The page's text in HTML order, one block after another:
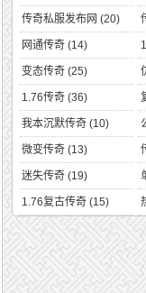
传奇私服发布网 (20)
网通传奇 (14)
变态传奇 (25)
1.76传奇 (36)
我本沉默传奇 (10)
微变传奇 (13)
迷失传奇 (19)
1.76复古传奇 (15)